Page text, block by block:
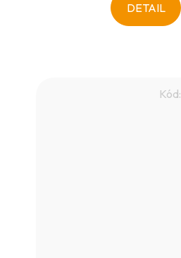
DETAIL
Kód: